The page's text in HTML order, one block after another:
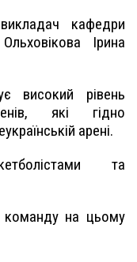
кафедри
Ірина
високий рівень
які гідно
арені.
та
команду на цьому